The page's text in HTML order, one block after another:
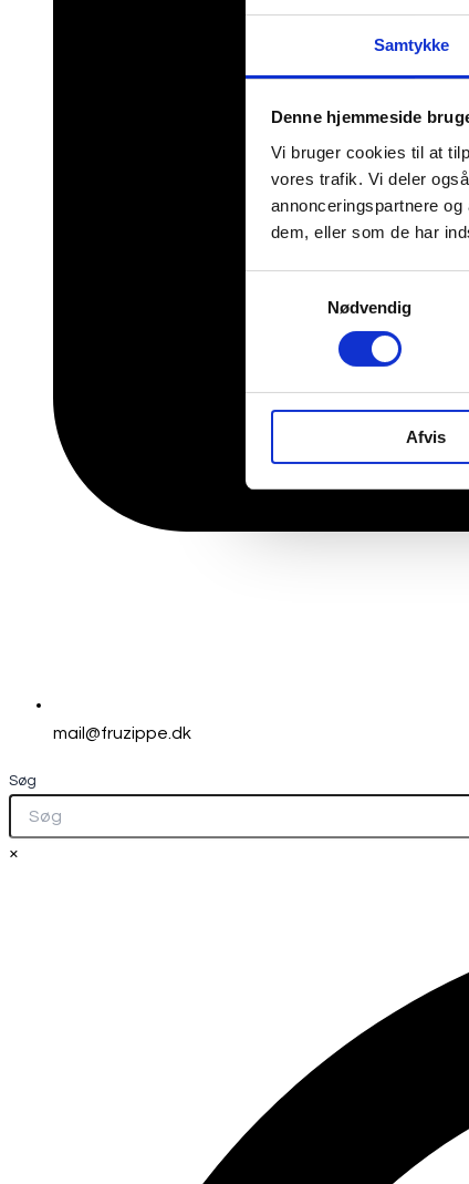
Samtykke
Denne hjemmeside
Vi bruger cookies til at
vores trafik. Vi deler
annonceringspartnere
dem, eller som de har
Nødvendig
Afvis
mail@fruzippe.dk
Søg
×